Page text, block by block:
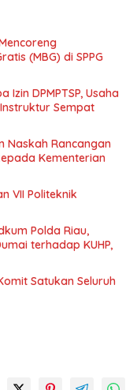
(MBG) di SPPG
DPMPTSP, Usaha
Sempat
Naskah Rancangan
Kementerian
VII Politeknik
Polda Riau,
terhadap KUHP,
Satukan Seluruh